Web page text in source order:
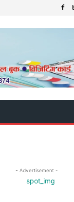
- Advertisement -